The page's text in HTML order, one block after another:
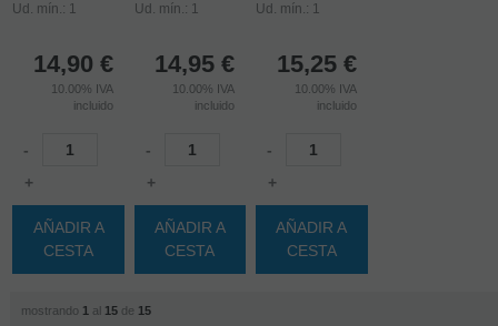
Ud. mín.: 1
14,90 €
10.00% IVA
incluido
-
+
AÑADIR A
CESTA
Ud. mín.: 1
14,95 €
10.00% IVA
incluido
-
+
AÑADIR A
CESTA
Ud. mín.: 1
15,25 €
10.00% IVA
incluido
-
+
AÑADIR A
CESTA
mostrando 1 al 15de 15